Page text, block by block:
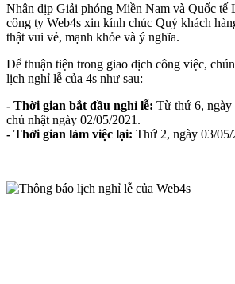
Nhân dịp Giải phóng Miền Nam và Quốc tế
công ty Web4s xin kính chúc Quý khách
thật vui vẻ, mạnh khỏe và ý nghĩa.
Để thuận tiện trong giao dịch công việc,
lịch nghỉ lễ của 4s như sau:
- Thời gian bắt đầu nghỉ lễ: Từ thứ 6, ngày
chủ nhật ngày 02/05/2021.
- Thời gian làm việc lại: Thứ 2, ngày 03/05/